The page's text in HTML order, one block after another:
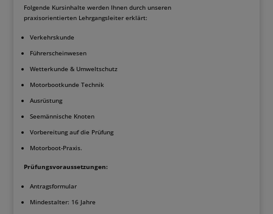
Folgende Kursinhalte werden Ihnen durch unseren
praxisorientierten Lehrgangsleiter erklärt:
Verkehrskunde
Führerscheinwesen
Wetterkunde & Umweltschutz
Motorbootkunde Technik
Ausrüstung
Seemännische Knoten
Vorbereitung auf die Prüfung
Motorboot-Praxis.
Prüfungsvoraussetzungen:
Antragsformular
Mindestalter: 16 Jahre